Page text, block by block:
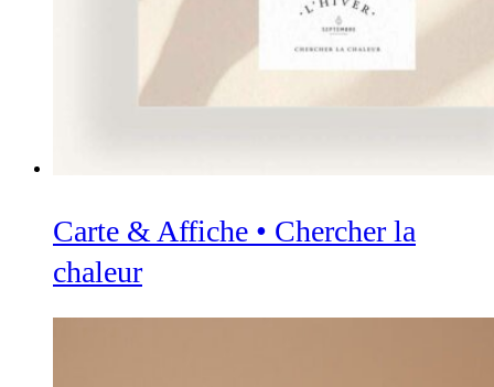
Carte & Affiche • Chercher la
chaleur